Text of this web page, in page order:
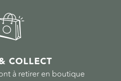
COLLECT
à retirer en boutique